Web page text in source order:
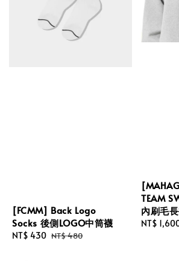
[FCMM] Back Logo
Socks 後側LOGO中筒襪
Sale
NT$ 430 Regular
NT$ 480
TEAM
內刷毛
Sale
NT$